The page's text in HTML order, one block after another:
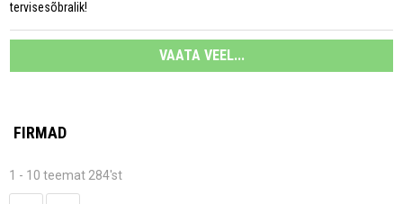
tervisesõbralik!
VAATA VEEL...
FIRMAD
1 - 10 teemat 284'st